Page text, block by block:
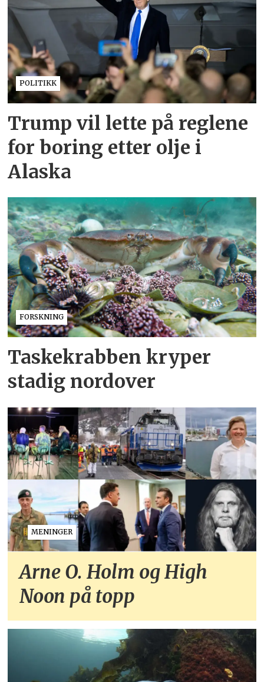
POLITIKK
Trump vil lette på reglene
for boring etter olje i
Alaska
FORSKNING
Taskekrabben kryper
stadig nordover
MENINGER
Arne O. Holm og High
Noon på topp